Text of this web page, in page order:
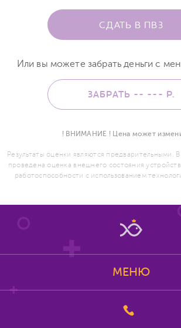
СДАТЬ В ПВЗ
Или вы можете забрать деньги с
ЗАБРАТЬ -- --- Р.
! ВНИМАНИЕ ! Цена может
Результаты оценки являются предварительными.
проведена оценка внешнего состояния
работоспособности с использованием
МЕНЮ